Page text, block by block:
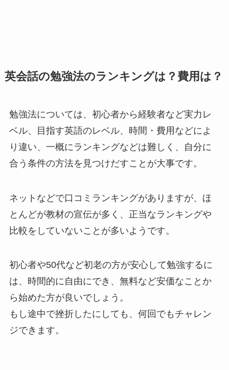
英会話の勉強法のランキングは？費用は？
勉強法については、初心者から経験者など実力レ
ベル、目指す英語のレベル、時間・費用などによ
り違い、一概にランキングなどは難しく、自分に
合う条件の方法を見つけだすことが大事です。
ネットなどで口コミランキングがありますが、ほ
とんどが教材の宣伝が多く、正当なランキングや
比較をしていないことが多いようです。
初心者や50代など初老の方が安心して勉強するに
は、時間的に自由にでき、無料など安価なことか
ら始めた方が良いでしょう。
もし途中で挫折したにしても、何回でもチャレン
ジできます。